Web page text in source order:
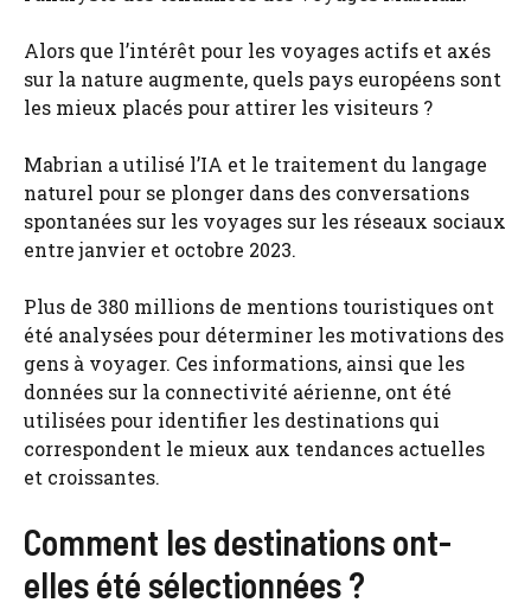
Alors que l’intérêt pour les voyages actifs et axés
sur la nature augmente, quels pays européens sont
les mieux placés pour attirer les visiteurs ?
Mabrian a utilisé l’IA et le traitement du langage
naturel pour se plonger dans des conversations
spontanées sur les voyages sur les réseaux sociaux
entre janvier et octobre 2023.
Plus de 380 millions de mentions touristiques ont
été analysées pour déterminer les motivations des
gens à voyager. Ces informations, ainsi que les
données sur la connectivité aérienne, ont été
utilisées pour identifier les destinations qui
correspondent le mieux aux tendances actuelles
et croissantes.
Comment les destinations ont-
elles été sélectionnées ?